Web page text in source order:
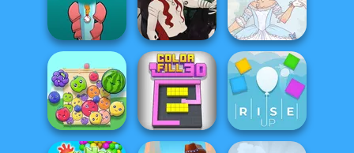
Teeth Runner
Commando
Force 2
Dark Mage
Creator
Tower Fall
Casual Magic
Maker 2.0
Marie Antoinette
2.0